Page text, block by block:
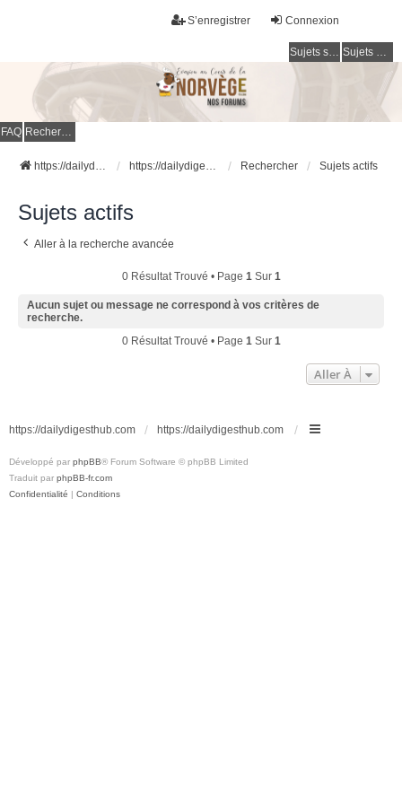
Connexion
S’enregistrer
Sujets sans réponse Sujets actifs
FAQ Rechercher
https://dailydigesthub.com https://dailydigesthub.com Rechercher Sujets actifs
Sujets actifs
Aller à la recherche avancée
0 Résultat Trouvé • Page 1Sur 1
Aucun sujet ou message ne correspond à vos critères de
recherche.
0 Résultat Trouvé • Page 1Sur 1
Aller À
https://dailydigesthub.com https://dailydigesthub.com
Développé par phpBB® Forum Software © phpBB Limited
Traduit par phpBB-fr.com
Confidentialité | Conditions